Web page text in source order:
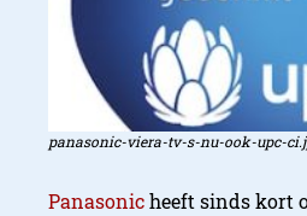
panasonic-viera-tv-s-nu-ook-upc-
Panasonicheeft sinds kort